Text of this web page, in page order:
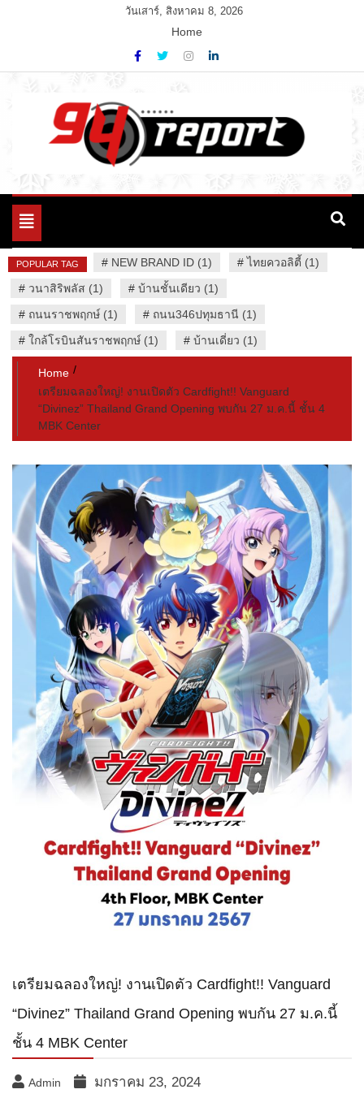
วันเสาร์, สิงหาคม 8, 2026
Home
94 Report.com
Variety News
Toggle
POPULAR TAG # NEW BRAND ID (1) #ไทยควอลิตี้ (1)
# วนาสิริพลัส (1) # บ้านชั้นเดียว (1)
# ถนนราชพฤกษ์ (1) # ถนน346ปทุมธานี (1)
# ใกล้โรบินสันราชพฤกษ์ (1) # บ้านเดี่ยว (1)
Home
เตรียมฉลองใหญ่! งานเปิดตัว Cardfight!! Vanguard
“Divinez” Thailand Grand Opening พบกัน 27 ม.ค.นี้ ชั้น 4
MBK Center
เตรียมฉลองใหญ่! งานเปิดตัว Cardfight!! Vanguard
“Divinez” Thailand Grand Opening พบกัน 27 ม.ค.นี้
ชั้น 4 MBK Center
Admin มกราคม 23, 2024